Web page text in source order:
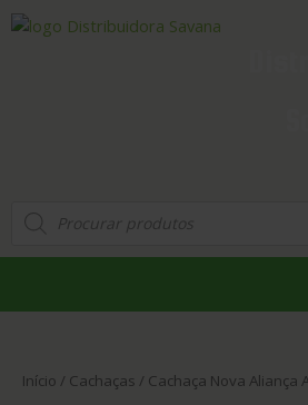
Início / Cachaças / Cachaça Nova Aliança